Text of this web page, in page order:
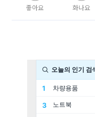
좋아요 화나요